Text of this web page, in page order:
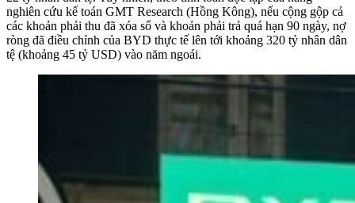
nghiên cứu kế toán GMT Research (Hồng Kông), nếu cộng gộp cả
các khoản phải thu đã xóa sổ và khoản phải trả quá hạn 90 ngày, nợ
ròng đã điều chỉnh của BYD thực tế lên tới khoảng 320 tỷ nhân dân
tệ (khoảng 45 tỷ USD) vào năm ngoái.